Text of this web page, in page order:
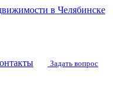
в Челябинске
Задать вопрос